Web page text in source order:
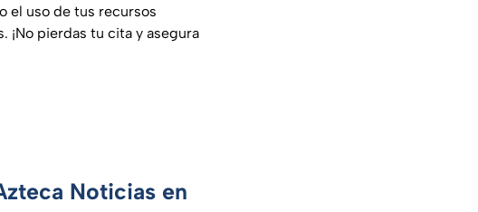
el uso de tus recursos
¡No pierdas tu cita y asegura
Noticias en